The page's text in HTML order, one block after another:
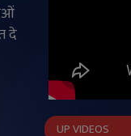
दे
UP VIDEOS